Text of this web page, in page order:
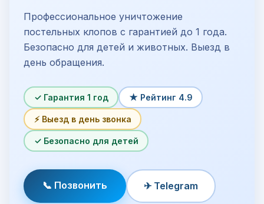
Профессиональное уничтожение
постельных клопов с гарантией до 1 года.
Безопасно для детей и животных. Выезд в
день обращения.
✓ Гарантия 1 год ★ Рейтинг 4.9
⚡ Выезд в день звонка
✓ Безопасно для детей
📞 Позвонить ✈ Telegram